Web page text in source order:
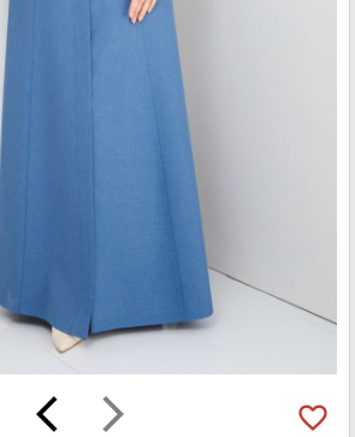
arrow_forward_ios
arrow_back_ios favorite_border